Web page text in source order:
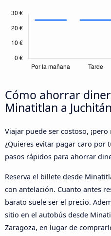
Cómo ahorrar
Minatitlan a
Viajar puede ser costoso,
¿Quieres evitar pagar caro por
pasos rápidos para ahorrar
Reserva el billete desde
con antelación. Cuanto antes
barato suele ser el precio.
sitio en el autobús desde
Zaragoza, en lugar de